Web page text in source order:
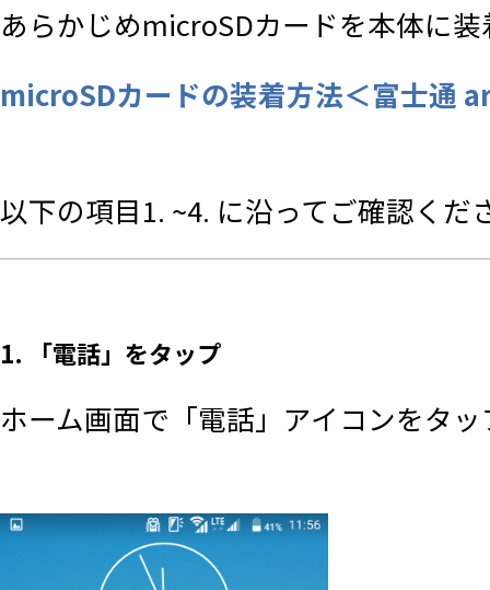
あらかじめmicroSDカードを本体に
microSDカードの装着方法＜富士通
以下の項目1. ~4. に沿ってご確認くだ
1. 「電話」をタップ
ホーム画面で「電話」アイコンをタ